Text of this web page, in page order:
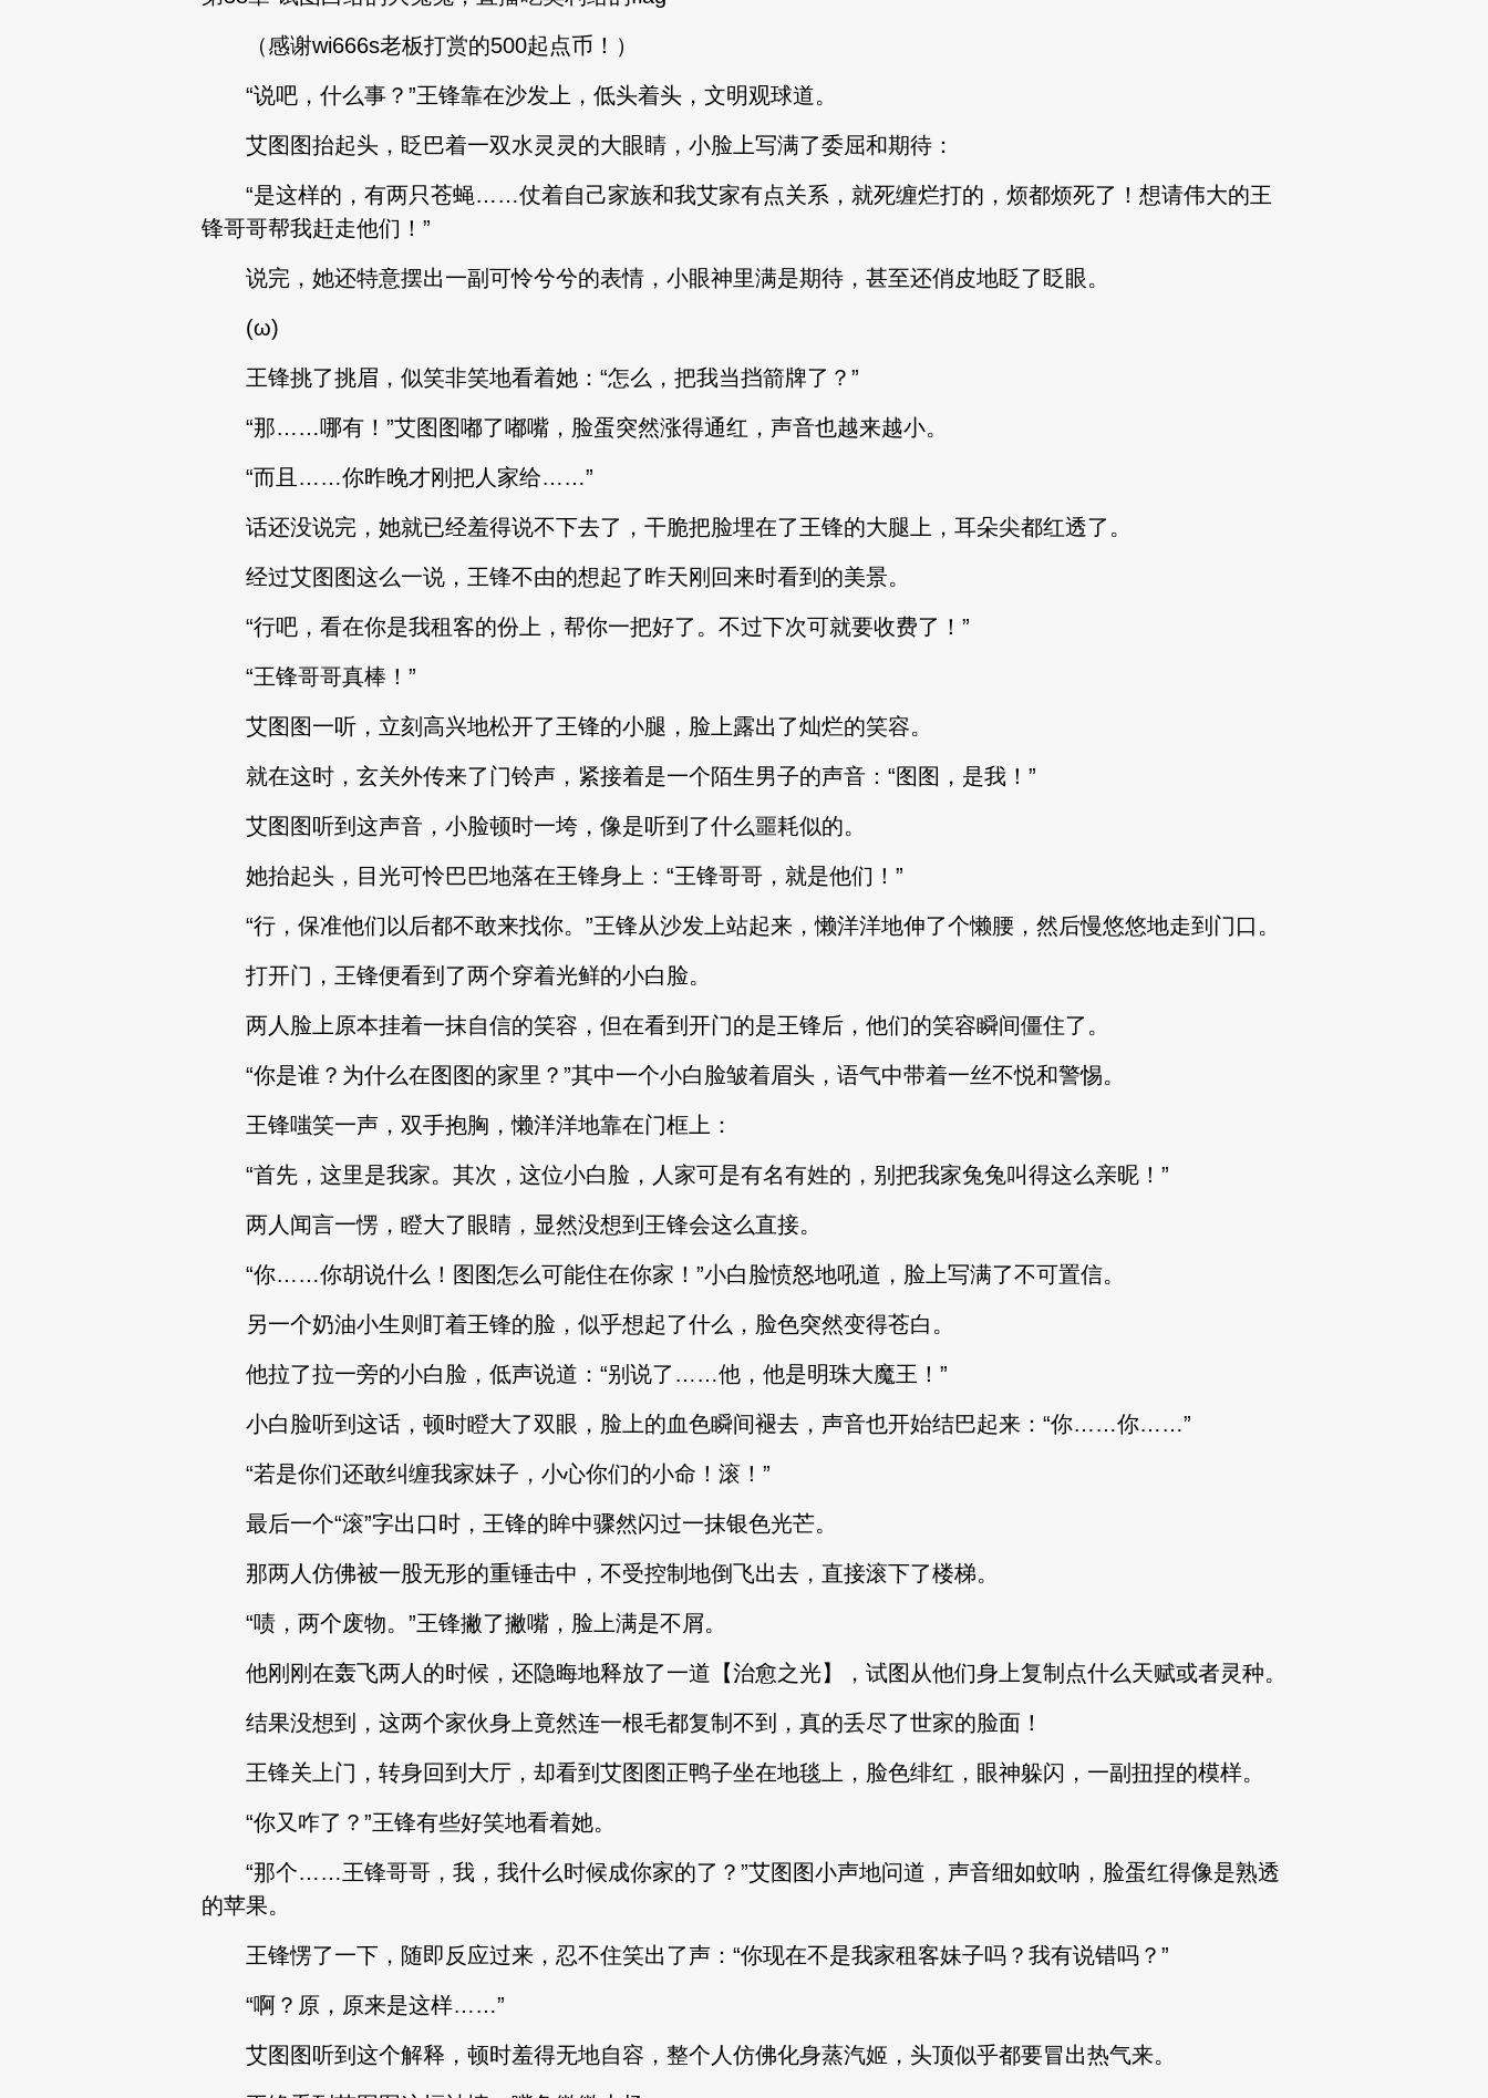
（感谢wi666s老板打赏的500起点币！）
“说吧，什么事？”王锋靠在沙发上，低头着头，文明观球道。
艾图图抬起头，眨巴着一双水灵灵的大眼睛，小脸上写满了委屈和期待：
“是这样的，有两只苍蝇……仗着自己家族和我艾家有点关系，就死缠烂打的，烦都烦死了！想请伟大的王
锋哥哥帮我赶走他们！”
说完，她还特意摆出一副可怜兮兮的表情，小眼神里满是期待，甚至还俏皮地眨了眨眼。
(ω)
王锋挑了挑眉，似笑非笑地看着她：“怎么，把我当挡箭牌了？”
“那……哪有！”艾图图嘟了嘟嘴，脸蛋突然涨得通红，声音也越来越小。
“而且……你昨晚才刚把人家给……”
话还没说完，她就已经羞得说不下去了，干脆把脸埋在了王锋的大腿上，耳朵尖都红透了。
经过艾图图这么一说，王锋不由的想起了昨天刚回来时看到的美景。
“行吧，看在你是我租客的份上，帮你一把好了。不过下次可就要收费了！”
“王锋哥哥真棒！”
艾图图一听，立刻高兴地松开了王锋的小腿，脸上露出了灿烂的笑容。
就在这时，玄关外传来了门铃声，紧接着是一个陌生男子的声音：“图图，是我！”
艾图图听到这声音，小脸顿时一垮，像是听到了什么噩耗似的。
她抬起头，目光可怜巴巴地落在王锋身上：“王锋哥哥，就是他们！”
“行，保准他们以后都不敢来找你。”王锋从沙发上站起来，懒洋洋地伸了个懒腰，然后慢悠悠地走到门口。
打开门，王锋便看到了两个穿着光鲜的小白脸。
两人脸上原本挂着一抹自信的笑容，但在看到开门的是王锋后，他们的笑容瞬间僵住了。
“你是谁？为什么在图图的家里？”其中一个小白脸皱着眉头，语气中带着一丝不悦和警惕。
王锋嗤笑一声，双手抱胸，懒洋洋地靠在门框上：
“首先，这里是我家。其次，这位小白脸，人家可是有名有姓的，别把我家兔兔叫得这么亲昵！”
两人闻言一愣，瞪大了眼睛，显然没想到王锋会这么直接。
“你……你胡说什么！图图怎么可能住在你家！”小白脸愤怒地吼道，脸上写满了不可置信。
另一个奶油小生则盯着王锋的脸，似乎想起了什么，脸色突然变得苍白。
他拉了拉一旁的小白脸，低声说道：“别说了……他，他是明珠大魔王！”
小白脸听到这话，顿时瞪大了双眼，脸上的血色瞬间褪去，声音也开始结巴起来：“你……你……”
“若是你们还敢纠缠我家妹子，小心你们的小命！滚！”
最后一个“滚”字出口时，王锋的眸中骤然闪过一抹银色光芒。
那两人仿佛被一股无形的重锤击中，不受控制地倒飞出去，直接滚下了楼梯。
“啧，两个废物。”王锋撇了撇嘴，脸上满是不屑。
他刚刚在轰飞两人的时候，还隐晦地释放了一道【治愈之光】，试图从他们身上复制点什么天赋或者灵种。
结果没想到，这两个家伙身上竟然连一根毛都复制不到，真的丢尽了世家的脸面！
王锋关上门，转身回到大厅，却看到艾图图正鸭子坐在地毯上，脸色绯红，眼神躲闪，一副扭捏的模样。
“你又咋了？”王锋有些好笑地看着她。
“那个……王锋哥哥，我，我什么时候成你家的了？”艾图图小声地问道，声音细如蚊呐，脸蛋红得像是熟透
的苹果。
王锋愣了一下，随即反应过来，忍不住笑出了声：“你现在不是我家租客妹子吗？我有说错吗？”
“啊？原，原来是这样……”
艾图图听到这个解释，顿时羞得无地自容，整个人仿佛化身蒸汽姬，头顶似乎都要冒出热气来。